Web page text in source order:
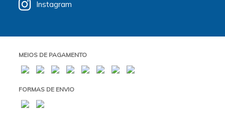
Instagram
MEIOS DE PAGAMENTO
FORMAS DE ENVIO